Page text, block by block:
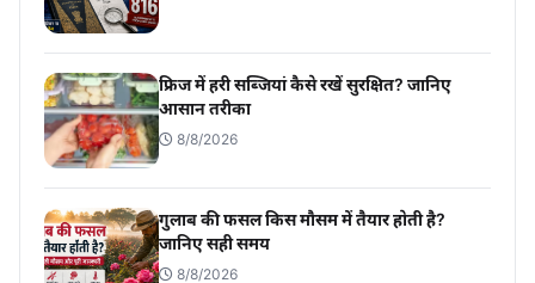
फ्रिज में हरी सब्जियां कैसे रखें सुरक्षित? जानिए
आसान तरीका
8/8/2026
गुलाब की फसल किस मौसम में तैयार होती है?
जानिए सही समय
8/8/2026